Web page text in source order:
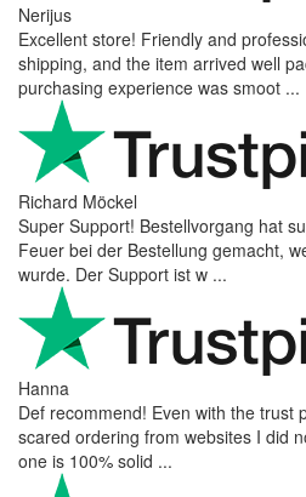
Nerijus
Excellent store! Friendly and
shipping, and the item arrived well
purchasing experience was smoot ...
Richard Möckel
Super Support! Bestellvorgang hat
Feuer bei der Bestellung gemacht,
wurde. Der Support ist w ...
Hanna
Def recommend! Even with the trust
scared ordering from websites I did
one is 100% solid ...